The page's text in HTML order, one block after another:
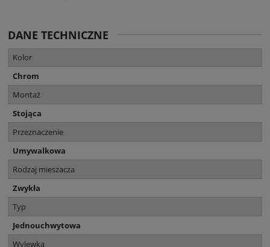
DANE TECHNICZNE
Kolor
Chrom
Montaż
Stojąca
Przeznaczenie
Umywalkowa
Rodzaj mieszacza
Zwykła
Typ
Jednouchwytowa
Wylewka